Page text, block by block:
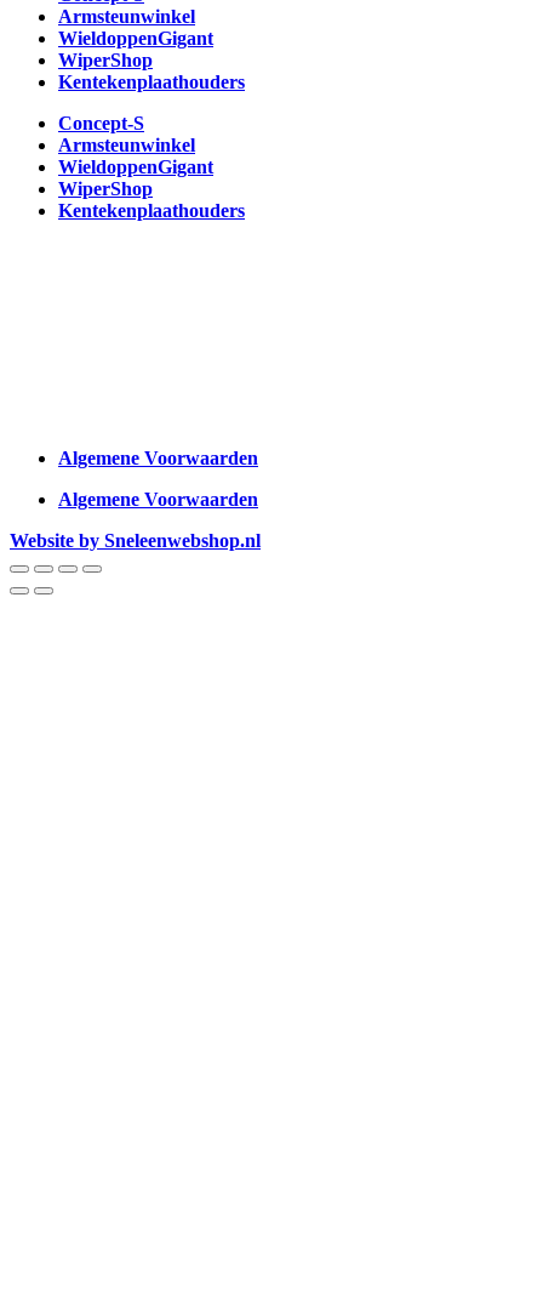
Armsteunwinkel
WieldoppenGigant
WiperShop
Kentekenplaathouders
Concept-S
Armsteunwinkel
WieldoppenGigant
WiperShop
Kentekenplaathouders
Algemene Voorwaarden
Algemene Voorwaarden
Website by Sneleenwebshop.nl